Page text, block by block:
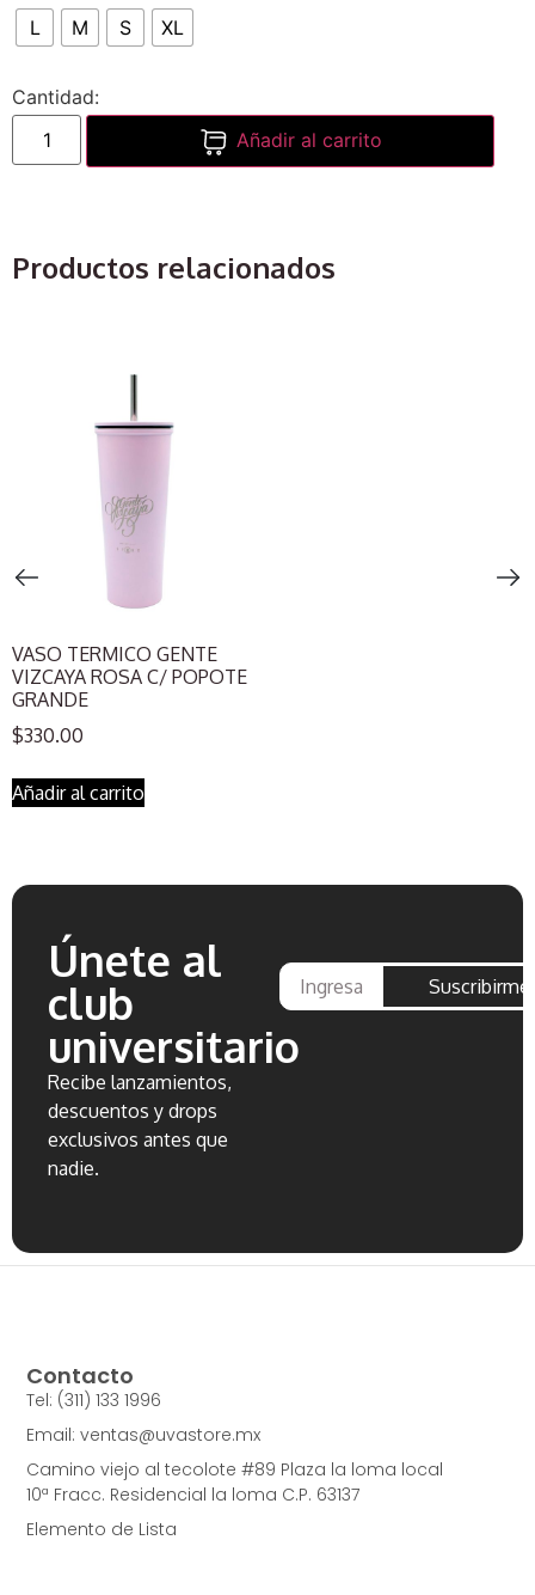
L
M S XL
Añadir al carrito
Productos relacionados
VASO TERMICO GENTE
VIZCAYA ROSA C/ POPOTE
GRANDE
$330.00
Añadir al carrito
Únete al
club
universitario
Recibe lanzamientos,
descuentos y drops
exclusivos antes que
nadie.
Suscribirme
Contacto
Tel: (311) 133 1996
Email: ventas@uvastore.mx
Camino viejo al tecolote #89 Plaza la loma local
10ª Fracc. Residencial la loma C.P. 63137
Elemento de Lista